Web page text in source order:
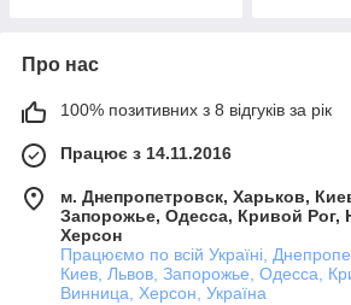
Про нас
100% позитивних з 8 відгуків за рік
Працює з 14.11.2016
м. Днепропетровск, Харьков,
Запорожье, Одесса, Кривой Рог,
Херсон
Працюємо по всій Україні,
Киев, Львов, Запорожье, Одесса,
Винница, Херсон, Україна